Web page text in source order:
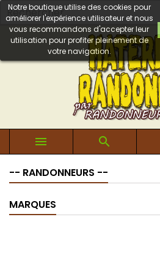
Notre boutique utilise des cookies pour
améliorer l'expérience utilisateur et nous
vous recommandons d'accepter leur
utilisation pour profiter pleinement de
votre navigation.
 
-- RANDONNEURS --
MARQUES